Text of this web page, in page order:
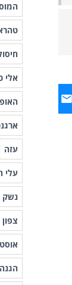
אלי
עזה
עלי
נשק